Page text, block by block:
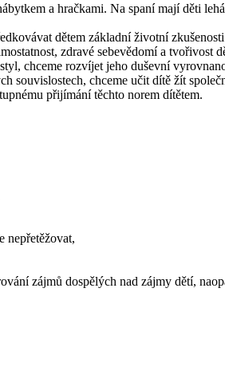
a hračkami. Na spaní mají děti
dětem základní životní
zdravé sebevědomí a tvořivost
chceme rozvíjet jeho duševní
chceme učit dítě žít
přijímání těchto norem dítětem.
zájmů dospělých nad zájmy dětí,